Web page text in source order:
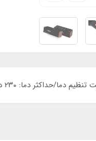
خودکار: پس از۶۰ دقیقه دقیقه/مدت زمان گرم شدن۳۰ ثانیه